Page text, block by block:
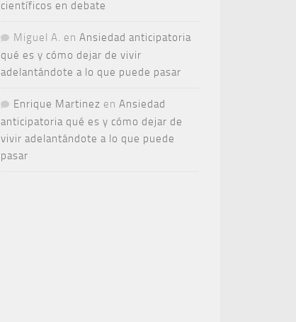
científicos en debate
Miguel A. en Ansiedad anticipatoria
qué es y cómo dejar de vivir
adelantándote a lo que puede pasar
Enrique Martinez en Ansiedad
anticipatoria qué es y cómo dejar de
vivir adelantándote a lo que puede
pasar